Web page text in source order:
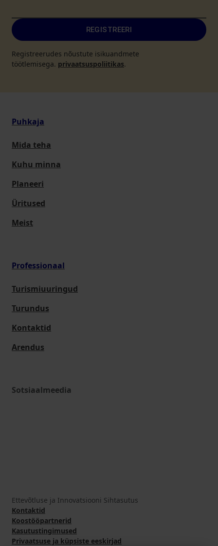
REGISTREERI
Registreerudes nõustute isikuandmete
töötlemisega. privaatsuspoliitikas.
Puhkaja
Mida teha
Kuhu minna
Planeeri
Üritused
Meist
Professionaal
Turismiuuringud
Turundus
Kontaktid
Arendus
Sotsiaalmeedia
Ettevõtluse ja Innovatsiooni Sihtasutus
Kontaktid
Koostööpartnerid
Kasutustingimused
Privaatsuse ja küpsiste eeskirjad